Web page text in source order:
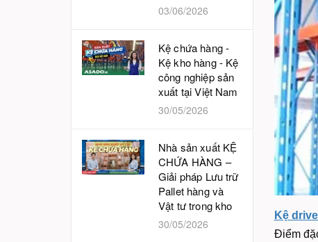
Kệ
Điểm
03/06/2026
Kệ chứa hàng -
Kệ kho hàng - Kệ
công nghiệp sản
xuất tại Việt Nam
30/05/2026
Nhà sản xuất KỆ
CHỨA HÀNG –
Giải pháp Lưu trữ
Pallet hàng và
Vật tư trong kho
30/05/2026